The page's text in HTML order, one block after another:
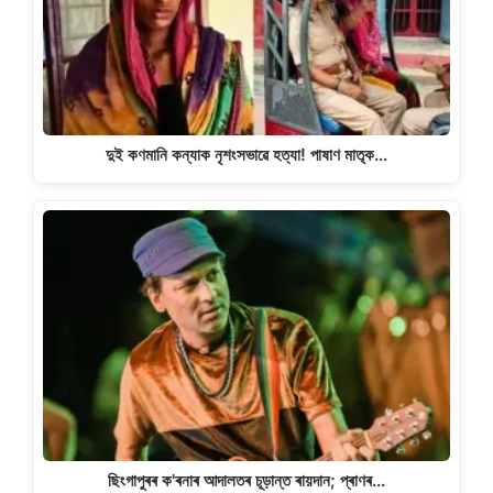
দুই কণমানি কন্যাক নৃশংসভাৱে হত্যা! পাষাণ মাতৃক…
ছিংগাপুৰৰ ক'ৰনাৰ আদালতৰ চূড়ান্ত ৰায়দান; প্ৰাণৰ…